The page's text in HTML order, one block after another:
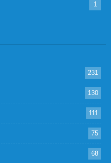
1
231
130
111
75
68